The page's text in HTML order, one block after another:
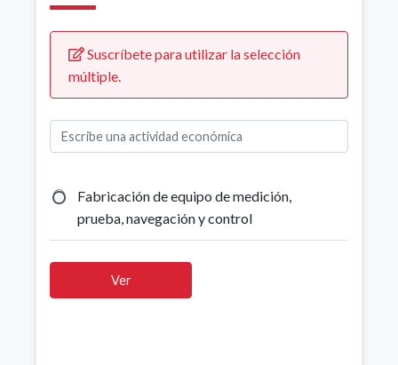
Suscríbete para utilizar la selección
múltiple.
Fabricación de equipo de medición,
prueba, navegación y control
Ver